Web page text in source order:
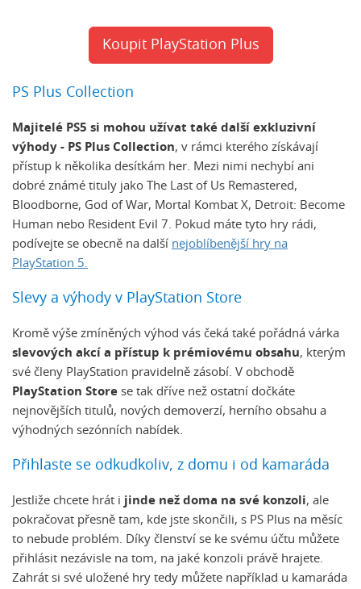
Koupit PlayStation Plus
PS Plus Collection
Majitelé PS5 si mohou užívat také další exkluzivní
výhody - PS Plus Collection, v rámci kterého získávají
přístup k několika desítkám her. Mezi nimi nechybí ani
dobré známé tituly jako The Last of Us Remastered,
Bloodborne, God of War, Mortal Kombat X, Detroit: Become
Human nebo Resident Evil 7. Pokud máte tyto hry rádi,
podívejte se obecně na další nejoblíbenější hry na
PlayStation 5.
Slevy a výhody v PlayStation Store
Kromě výše zmíněných výhod vás čeká také pořádná várka
slevových akcí a přístup k prémiovému obsahu, kterým
své členy PlayStation pravidelně zásobí. V obchodě
PlayStation Store se tak dříve než ostatní dočkáte
nejnovějších titulů, nových demoverzí, herního obsahu a
výhodných sezónních nabídek.
Přihlaste se odkudkoliv, z domu i od kamaráda
Jestliže chcete hrát i jinde než doma na své konzoli, ale
pokračovat přesně tam, kde jste skončili, s PS Plus na měsíc
to nebude problém. Díky členství se ke svému účtu můžete
přihlásit nezávisle na tom, na jaké konzoli právě hrajete.
Zahrát si své uložené hry tedy můžete například u kamaráda